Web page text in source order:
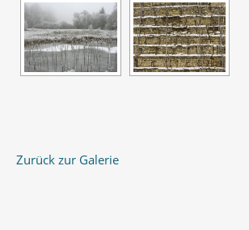
Zurück zur Galerie